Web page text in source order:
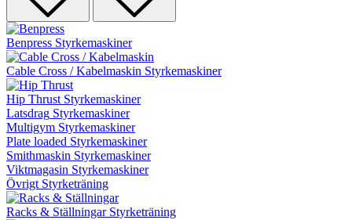
Benpress Styrkemaskiner
Cable Cross / Kabelmaskin Styrkemaskiner
Hip Thrust Styrkemaskiner
Latsdrag Styrkemaskiner
Multigym Styrkemaskiner
Plate loaded Styrkemaskiner
Smithmaskin Styrkemaskiner
Viktmagasin Styrkemaskiner
Övrigt Styrketräning
Racks & Ställningar Styrketräning